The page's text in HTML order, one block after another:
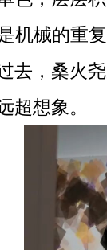
机械的重
去，桑火
超想象。